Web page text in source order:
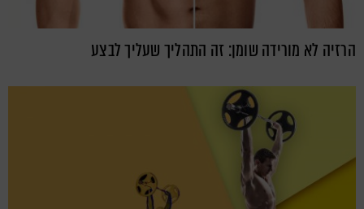
הרזיה לא מורידה שומן: זה התהליך שעליך לבצע